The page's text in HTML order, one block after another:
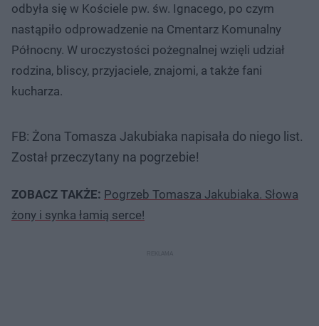
odbyła się w Kościele pw. św. Ignacego, po czym
nastąpiło odprowadzenie na Cmentarz Komunalny
Północny. W uroczystości pożegnalnej wzięli udział
rodzina, bliscy, przyjaciele, znajomi, a także fani
kucharza.
FB: Żona Tomasza Jakubiaka napisała do niego list.
Został przeczytany na pogrzebie!
ZOBACZ TAKŻE: Pogrzeb Tomasza Jakubiaka. Słowa
żony i synka łamią serce!